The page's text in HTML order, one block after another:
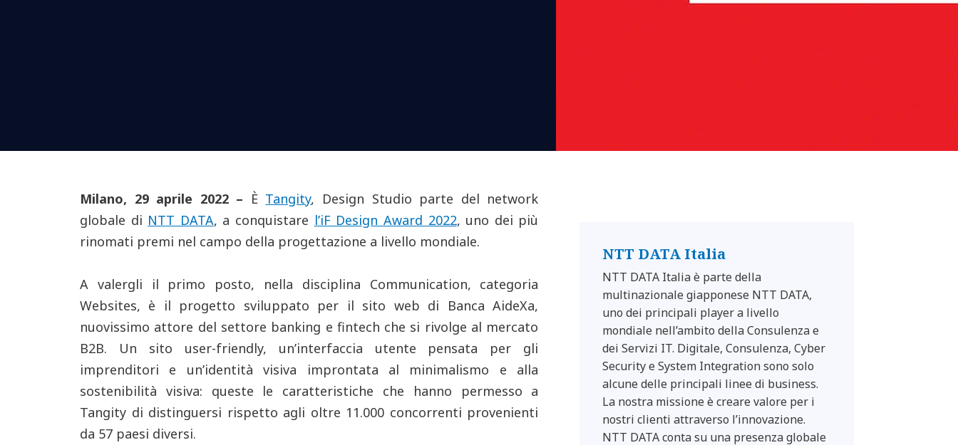
Milano, 29 aprile 2022 – È Tangity, Design Studio parte del network
globale di NTT DATA, a conquistare l’iF Design Award 2022, uno dei più
rinomati premi nel campo della progettazione a livello mondiale.
A valergli il primo posto, nella disciplina Communication, categoria
Websites, è il progetto sviluppato per il sito web di Banca AideXa,
nuovissimo attore del settore banking e fintech che si rivolge al mercato
B2B. Un sito user-friendly, un’interfaccia utente pensata per gli
imprenditori e un’identità visiva improntata al minimalismo e alla
sostenibilità visiva: queste le caratteristiche che hanno permesso a
Tangity di distinguersi rispetto agli oltre 11.000 concorrenti provenienti
da 57 paesi diversi.
NTT DATA Italia
NTT DATA Italia è parte della
multinazionale giapponese NTT DATA,
uno dei principali player a livello
mondiale nell’ambito della Consulenza e
dei Servizi IT. Digitale, Consulenza, Cyber
Security e System Integration sono solo
alcune delle principali linee di business.
La nostra missione è creare valore per i
nostri clienti attraverso l’innovazione.
NTT DATA conta su una presenza globale